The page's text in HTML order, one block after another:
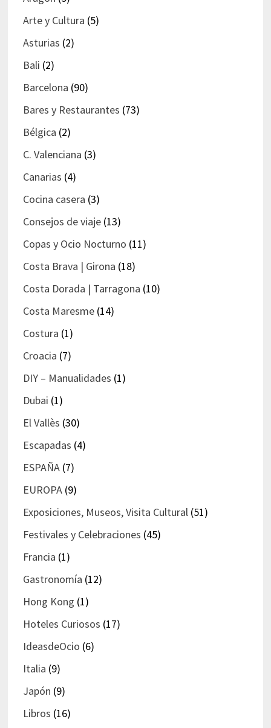
Arte y Cultura (5)
Asturias (2)
Bali (2)
Barcelona (90)
Bares y Restaurantes (73)
Bélgica (2)
C. Valenciana (3)
Canarias (4)
Cocina casera (3)
Consejos de viaje(13)
Copas y Ocio Nocturno (11)
Costa Brava | Girona (18)
Costa Dorada | Tarragona (10)
Costa Maresme(14)
Costura (1)
Croacia (7)
DIY – Manualidades (1)
Dubai (1)
El Vallès (30)
Escapadas (4)
ESPAÑA(7)
EUROPA(9)
Exposiciones, Museos, Visita Cultural(51)
Festivales y Celebraciones (45)
Francia (1)
Gastronomía (12)
Hong Kong (1)
Hoteles Curiosos (17)
IdeasdeOcio (6)
Italia (9)
Japón (9)
Libros (16)